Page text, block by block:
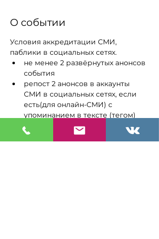
О событии
Условия аккредитации СМИ,
паблики в социальных сетях.
не менее 2 развёрнутых анонсов
события
репост 2 анонсов в аккаунты
СМИ в социальных сетях, если
есть(для онлайн-СМИ) с
упоминанием в тексте (тегом)
официальных аккаунтов события.
С телекомпаниями, радио и